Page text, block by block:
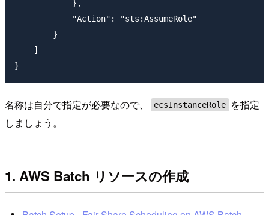
            },
            "Action": "sts:AssumeRole"
        }
    ]
名称は自分で指定が必要なので、 ecsInstanceRole
を指定
しましょう。
1. AWS Batch リソースの作成